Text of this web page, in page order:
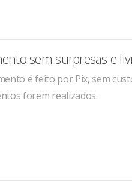
sem surpresas e
é feito por Pix, sem
forem realizados.